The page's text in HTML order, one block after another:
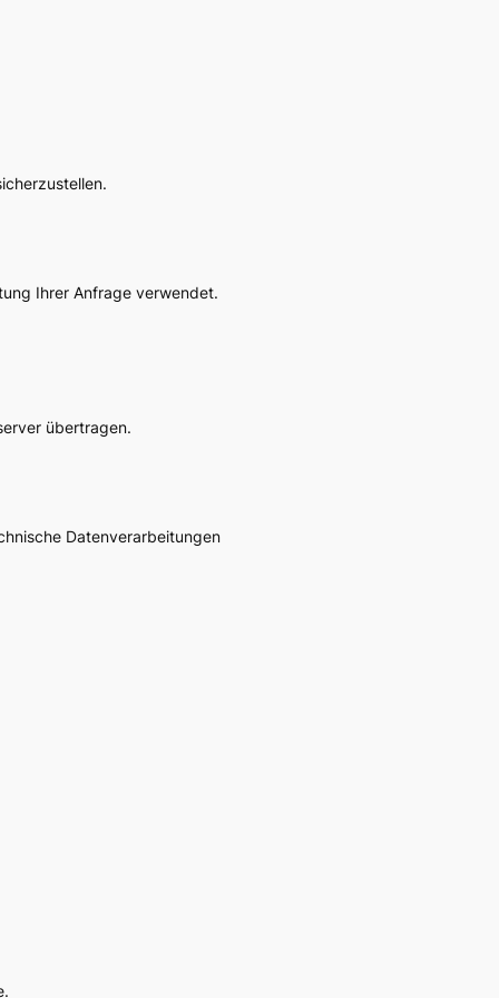
Ihrer Anfrage verwendet.
übertragen.
Datenverarbeitungen